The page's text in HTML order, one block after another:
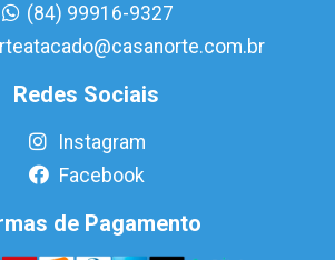
(84) 99916-9327
Redes Sociais
Instagram
Facebook
de Pagamento